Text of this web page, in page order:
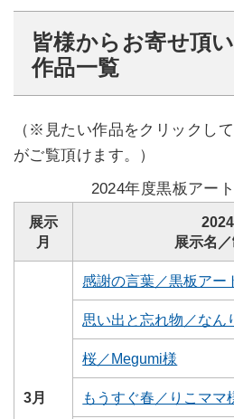
皆様からお寄せ頂
作品一覧
（※見たい作品をクリックし
がご覧頂けます。）
2024年度黒板アー
展示
月
展示名
3月
感謝の言葉／黒板アー
思い出と忘れ物／なん
桜／Megumi様
もうすぐ春／りこママ